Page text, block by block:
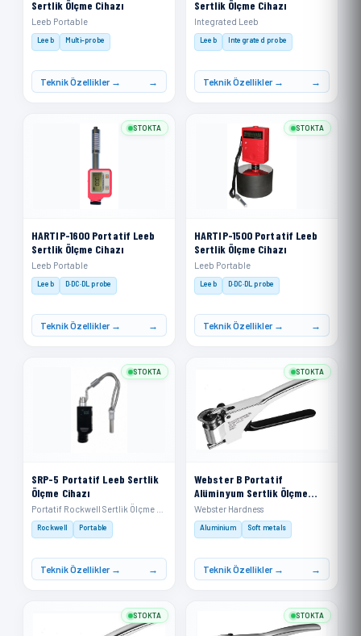
Sertlik Ölçme Cihazı
Leeb Portable
Leeb Multi-probe
Teknik Özellikler →
Sertlik Ölçme Cihazı
Integrated Leeb
Leeb Integrated probe
Teknik Özellikler →
HARTIP-1600 Portatif Leeb
Sertlik Ölçme Cihazı
Leeb Portable
Leeb D·DC·DL probe
Teknik Özellikler →
STOKTA
HARTIP-1500 Portatif Leeb
Sertlik Ölçme Cihazı
Leeb Portable
Leeb D·DC·DL probe
Teknik Özellikler →
STOKTA
SRP-5 Portatif Leeb Sertlik
Ölçme Cihazı
Rockwell Portable
Teknik Özellikler →
STOKTA
Webster B Portatif
Alüminyum Sertlik Ölçme
Cihazı
Webster Hardness
Aluminium Soft metals
Teknik Özellikler →
STOKTA
STOKTA STOKTA